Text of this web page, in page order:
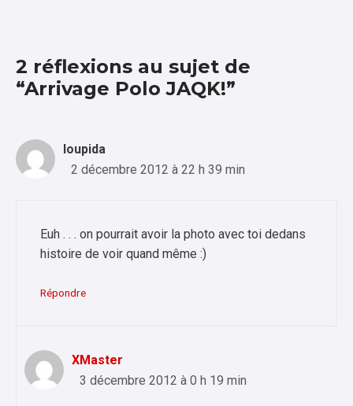
2 réflexions au sujet de
“Arrivage Polo JAQK!”
loupida
2 décembre 2012 à 22 h 39 min
Euh . . . on pourrait avoir la photo avec toi dedans
histoire de voir quand même :)
Répondre
XMaster
3 décembre 2012 à 0 h 19 min